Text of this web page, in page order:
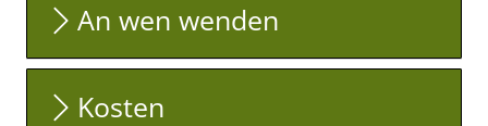
An wen wenden
Kosten